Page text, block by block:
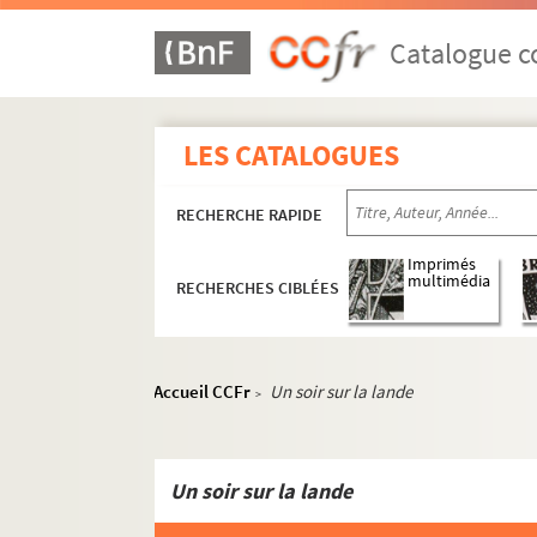
Catalogue
LES CATALOGUES
RECHERCHE RAPIDE
RECHERCHES CIBLÉES
Imprimés
multimédia
Accueil CCFr > Un soir sur la lande
Un soir sur la lande
ORG C.2/3. Partitions de Bordèse,
ORG C.2/3. Partitions de Borel-
ORG C.2/4. Partitions de Botrel,
ORG C.2/4. Partitions de Boulanger,
ORG C.2/4. Partitions de Bourtayre,
ORG C.2/4. Partitions de Bousquet,
ORG C.2/4. Partitions de Boyer,
ORG C.2/4. Partitions de Boyer,
ORG C.2/4. Partitions de Bridet,
ORG C.2/4. Partitions de Brito, Julio